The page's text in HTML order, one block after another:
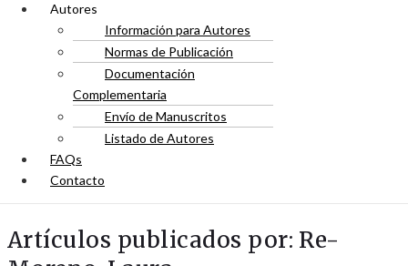
Autores
Información para Autores
Normas de Publicación
Documentación
Complementaria
Envío de Manuscritos
Listado de Autores
FAQs
Contacto
Artículos publicados por: Re-